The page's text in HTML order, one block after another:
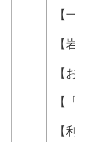
【
【
【
【
【